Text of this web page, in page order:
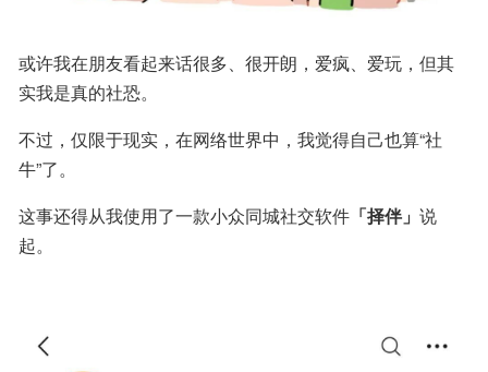
或许我在朋友看起来话很多、很开朗，爱疯、爱玩，但其
实我是真的社恐。
不过，仅限于现实，在网络世界中，我觉得自己也算“社
牛”了。
这事还得从我使用了一款小众同城社交软件 「择伴」 说
起。